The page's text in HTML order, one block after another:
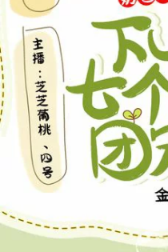
居家生活 3C家電
女裝 男裝
日本購物 電子/紙本書
HOT